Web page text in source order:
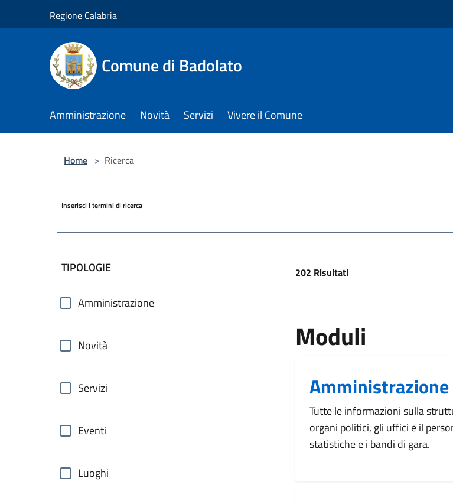
Regione Calabria
Comune di Badolato
Amministrazione Novità Servizi Vivere il Comune
Home > Ricerca
Inserisci i termini di ricerca
filtri da applicare
TIPOLOGIE
Amministrazione
Novità
Servizi
Eventi
Luoghi
[results]
202 Risultati
Moduli
Amministrazione
Tutte le informazioni sulla
organi politici, gli uffici e il
statistiche e i bandi di gara.